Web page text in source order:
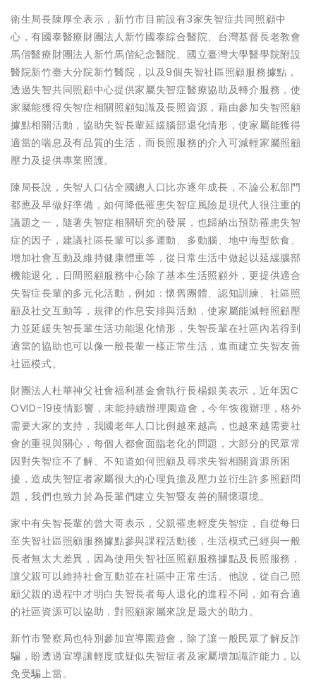
衛生局長陳厚全表示，新竹市目前設有3家失智症共同照顧中
心，有國泰醫療財團法人新竹國泰綜合醫院、台灣基督長老教會
馬偕醫療財團法人新竹馬偕紀念醫院、國立臺灣大學醫學院附設
醫院新竹臺大分院新竹醫院，以及9個失智社區照顧服務據點，
透過失智共同照顧中心提供家屬失智症醫療協助及轉介服務，使
家屬能獲得失智症相關照顧知識及長照資源，藉由參加失智照顧
據點相關活動，協助失智長輩延緩腦部退化情形，使家屬能獲得
適當的喘息及有品質的生活，而長照服務的介入可減輕家屬照顧
壓力及提供專業照護。
陳局長說，失智人口佔全國總人口比亦逐年成長，不論公私部門
都應及早做好準備，如何降低罹患失智症風險是現代人很注重的
議題之一，隨著失智症相關研究的發展，也歸納出預防罹患失智
症的因子，建議社區長輩可以多運動、多動腦、地中海型飲食、
增加社會互動及維持健康體重等，從日常生活中做起以延緩腦部
機能退化，日間照顧服務中心除了基本生活照顧外，更提供適合
失智症長輩的多元化活動，例如：懷舊團體、認知訓練、社區照
顧及社交互動等，規律的作息安排與活動，使家屬能減輕照顧壓
力並延緩失智長輩生活功能退化情形，失智長輩在社區內若得到
適當的協助也可以像一般長輩一樣正常生活，進而建立失智友善
社區模式。
財團法人杜華神父社會福利基金會執行長楊銀美表示，近年因C
OVID-19疫情影響，未能持續辦理園遊會，今年恢復辦理，格外
需要大家的支持，我國老年人口比例越來越高，也越來越需要社
會的重視與關心，每個人都會面臨老化的問題，大部分的民眾常
因對失智症不了解、不知道如何照顧及尋求失智相關資源所困
擾，造成失智症者家屬很大的心理負擔及壓力並衍生許多照顧問
題，我們也致力於為長輩們建立失智暨友善的關懷環境。
家中有失智長輩的曾大哥表示，父親罹患輕度失智症，自從每日
至失智社區照顧服務據點參與課程活動後，生活模式已經與一般
長者無太大差異，因為使用失智社區照顧服務據點及長照服務，
讓父親可以維持社會互動並在社區中正常生活。他說，從自己照
顧父親的過程中才明白失智長者每人退化的進程不同，如有合適
的社區資源可以協助，對照顧家屬來說是最大的助力。
新竹市警察局也特別參加宣導園遊會，除了讓一般民眾了解反詐
騙，盼透過宣導讓輕度或疑似失智症者及家屬增加識詐能力，以
免受騙上當。